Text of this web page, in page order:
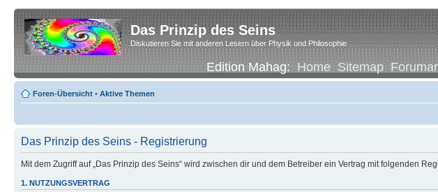
Das Prinzip des Seins
Diskutieren Sie mit anderen Lesern über Physik und Philosophie
Edition Mahag:Home Sitemap
Foren-Übersicht • Aktive Themen
Das Prinzip des Seins - Registrierung
Mit dem Zugriff auf „Das Prinzip des Seins“ wird zwischen dir und dem Betreiber ein Vertrag mit folgenden
1. NUTZUNGSVERTRAG